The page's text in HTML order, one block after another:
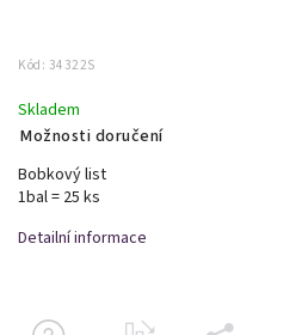
Kód: 34322S
Skladem
Možnosti doručení
Bobkový list
1bal = 25 ks
Detailní informace